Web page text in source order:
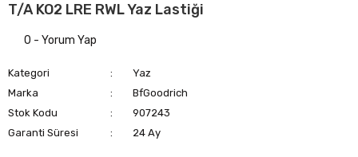
T/A KO2 LRE RWL Yaz Lastiği
0 - Yorum Yap
Kategori
Yaz
Marka
BfGoodrich
Stok Kodu
907243
Garanti Süresi
24 Ay